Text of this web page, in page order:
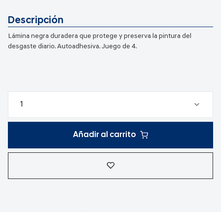
Descripción
Lámina negra duradera que protege y preserva la pintura del
desgaste diario. Autoadhesiva. Juego de 4.
Añadir al carrito